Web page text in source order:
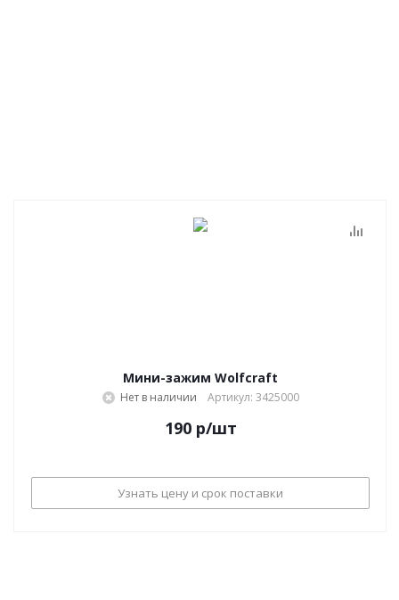
Мини-зажим Wolfcraft
Нет в наличии Артикул: 3425000
190р/шт
Узнать цену и срок поставки